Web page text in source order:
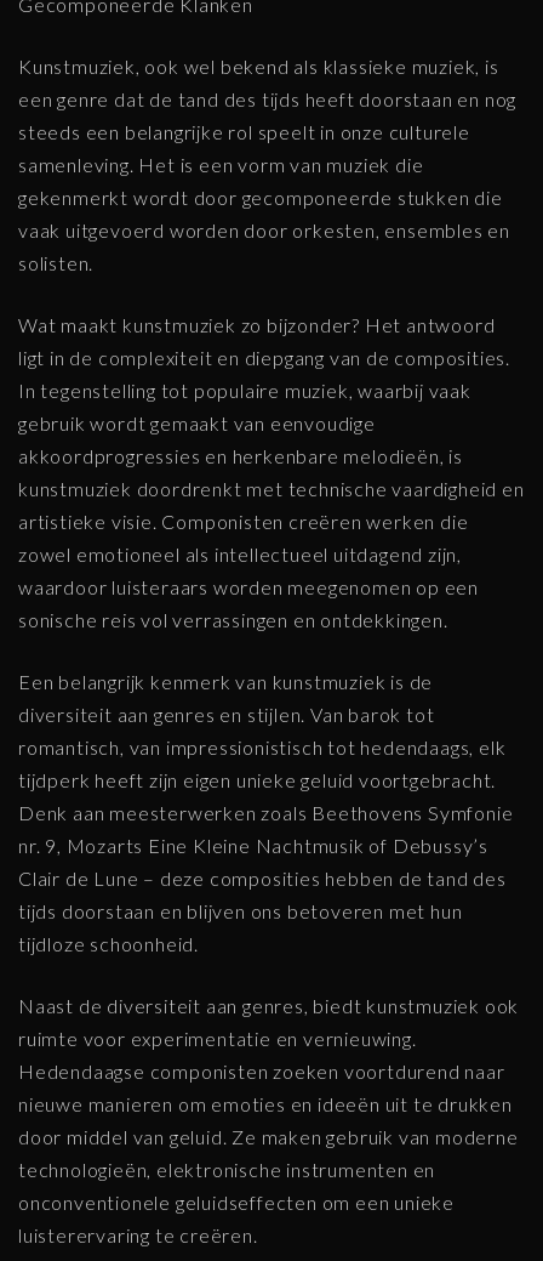
Kunstmuziek, ook wel bekend als klassieke muziek, is
een genre dat de tand des tijds heeft doorstaan en nog
steeds een belangrijke rol speelt in onze culturele
samenleving. Het is een vorm van muziek die
gekenmerkt wordt door gecomponeerde stukken die
vaak uitgevoerd worden door orkesten, ensembles en
solisten.
Wat maakt kunstmuziek zo bijzonder? Het antwoord
ligt in de complexiteit en diepgang van de composities.
In tegenstelling tot populaire muziek, waarbij vaak
gebruik wordt gemaakt van eenvoudige
akkoordprogressies en herkenbare melodieën, is
kunstmuziek doordrenkt met technische vaardigheid en
artistieke visie. Componisten creëren werken die
zowel emotioneel als intellectueel uitdagend zijn,
waardoor luisteraars worden meegenomen op een
sonische reis vol verrassingen en ontdekkingen.
Een belangrijk kenmerk van kunstmuziek is de
diversiteit aan genres en stijlen. Van barok tot
romantisch, van impressionistisch tot hedendaags, elk
tijdperk heeft zijn eigen unieke geluid voortgebracht.
Denk aan meesterwerken zoals Beethovens Symfonie
nr. 9, Mozarts Eine Kleine Nachtmusik of Debussy’s
Clair de Lune – deze composities hebben de tand des
tijds doorstaan en blijven ons betoveren met hun
tijdloze schoonheid.
Naast de diversiteit aan genres, biedt kunstmuziek ook
ruimte voor experimentatie en vernieuwing.
Hedendaagse componisten zoeken voortdurend naar
nieuwe manieren om emoties en ideeën uit te drukken
door middel van geluid. Ze maken gebruik van moderne
technologieën, elektronische instrumenten en
onconventionele geluidseffecten om een unieke
luisterervaring te creëren.